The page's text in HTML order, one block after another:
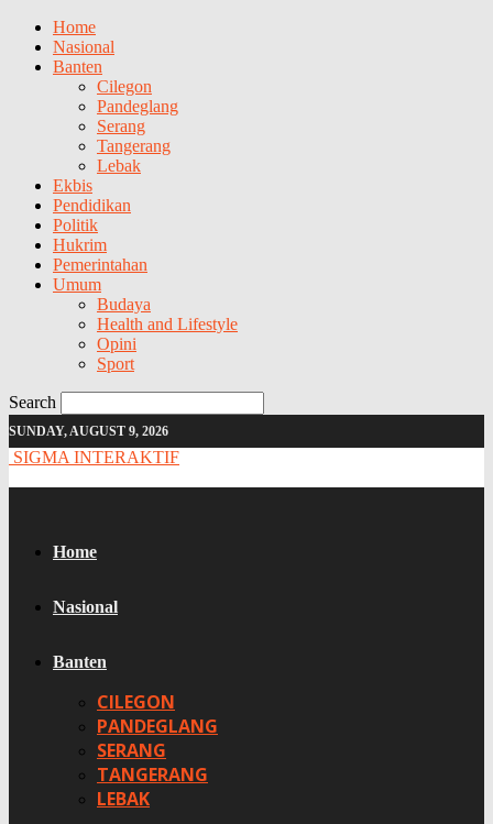
Home
Nasional
Banten
Cilegon
Pandeglang
Serang
Tangerang
Lebak
Ekbis
Pendidikan
Politik
Hukrim
Pemerintahan
Umum
Budaya
Health and Lifestyle
Opini
Sport
Search
SUNDAY, AUGUST 9, 2026
SIGMA INTERAKTIF
Home
Nasional
Banten
CILEGON
PANDEGLANG
SERANG
TANGERANG
LEBAK